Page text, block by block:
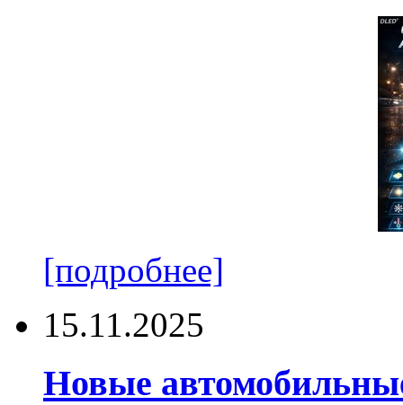
[подробнее]
15.11.2025
Новые